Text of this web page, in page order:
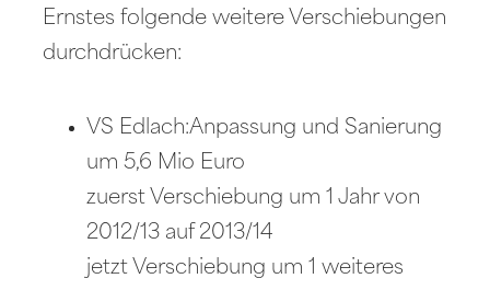
Ernstes folgende weitere Verschiebungen
durchdrücken:
VS Edlach:Anpassung und Sanierung
um 5,6 Mio Euro
zuerst Verschiebung um 1 Jahr von
2012/13 auf 2013/14
jetzt Verschiebung um 1 weiteres